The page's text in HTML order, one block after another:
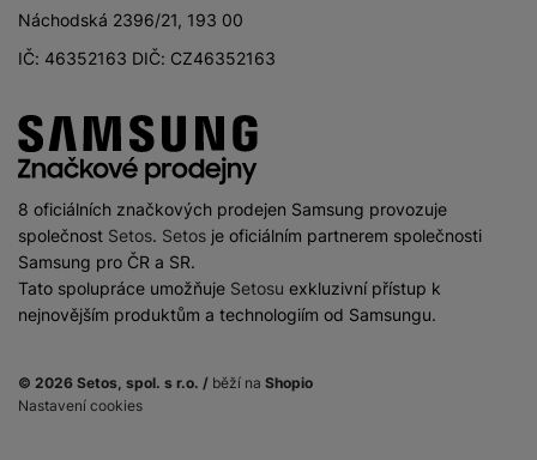
Náchodská 2396/21, 193 00
IČ: 46352163 DIČ: CZ46352163
8 oficiálních značkových prodejen Samsung provozuje
společnost Setos. Setos je oficiálním partnerem společnosti
Samsung pro ČR a SR.
Tato spolupráce umožňuje Setosu exkluzivní přístup k
nejnovějším produktům a technologiím od Samsungu.
Nastavení cookies
© 2026 Setos, spol. s r.o. / běží na Shopio